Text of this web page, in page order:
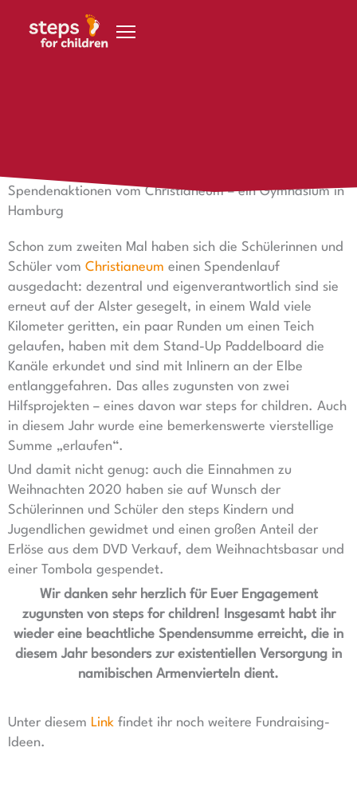
Spendenaktionen vom Christianeum – ein Gymnasium in
Hamburg
Schon zum zweiten Mal haben sich die Schülerinnen und
Schüler vom Christianeum einen Spendenlauf
ausgedacht: dezentral und eigenverantwortlich sind sie
erneut auf der Alster gesegelt, in einem Wald viele
Kilometer geritten, ein paar Runden um einen Teich
gelaufen, haben mit dem Stand-Up Paddelboard die
Kanäle erkundet und sind mit Inlinern an der Elbe
entlanggefahren. Das alles zugunsten von zwei
Hilfsprojekten – eines davon war steps for children. Auch
in diesem Jahr wurde eine bemerkenswerte vierstellige
Summe „erlaufen“.
Und damit nicht genug: auch die Einnahmen zu
Weihnachten 2020 haben sie auf Wunsch der
Schülerinnen und Schüler den steps Kindern und
Jugendlichen gewidmet und einen großen Anteil der
Erlöse aus dem DVD Verkauf, dem Weihnachtsbasar und
einer Tombola gespendet.
Wir danken sehr herzlich für Euer Engagement
zugunsten von steps for children! Insgesamt habt ihr
wieder eine beachtliche Spendensumme erreicht, die in
diesem Jahr besonders zur existentiellen Versorgung in
namibischen Armenvierteln dient.
Unter diesem Link findet ihr noch weitere Fundraising-
Ideen.